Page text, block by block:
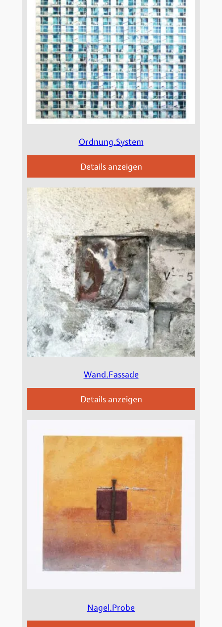
Ordnung.System
Details anzeigen
Wand.Fassade
Details anzeigen
Nagel.Probe